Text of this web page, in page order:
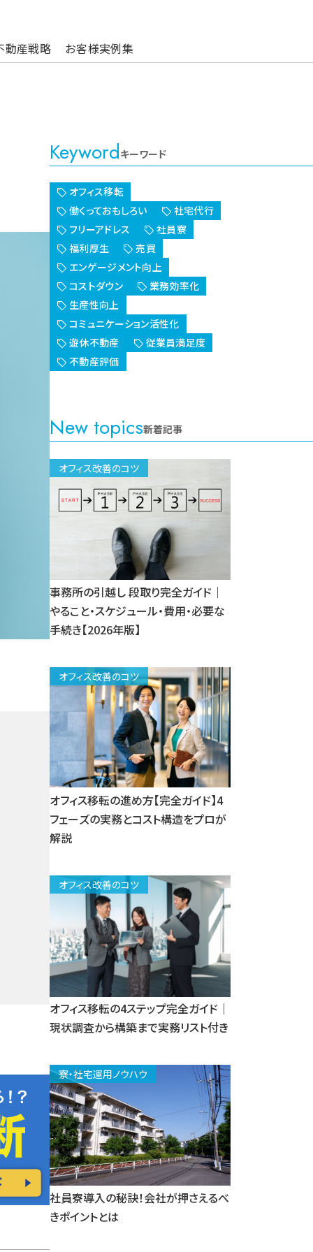
動産戦略 お客様実例集
Keywordキーワード
オフィス移転
働くっておもしろい
社宅代行
フリーアドレス
社員寮
福利厚生
売買
エンゲージメント向上
コストダウン
業務効率化
生産性向上
コミュニケーション活性化
遊休不動産
従業員満足度
不動産評価
New topics新着記事
オフィス改善のコツ
事務所の引越し 段取り完全ガイド｜
やること・スケジュール・費用・必要な
手続き【2026年版】
オフィス改善のコツ
オフィス移転の進め方【完全ガイド】4
フェーズの実務とコスト構造をプロが
解説
オフィス改善のコツ
オフィス移転の4ステップ完全ガイド｜
現状調査から構築まで実務リスト付き
寮・社宅運用ノウハウ
社員寮導入の秘訣！会社が押さえるべ
きポイントとは